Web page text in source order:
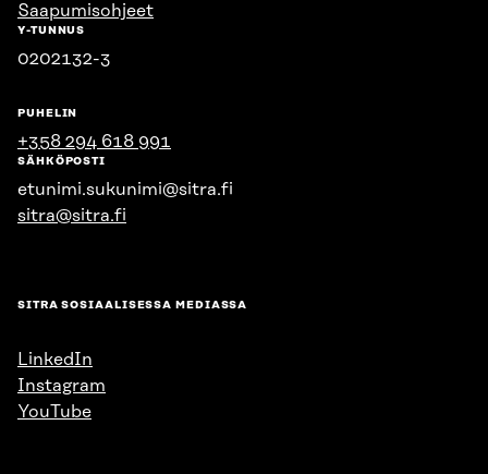
Saapumisohjeet
Y-TUNNUS
0202132-3
PUHELIN
+358 294 618 991
SÄHKÖPOSTI
etunimi.sukunimi@sitra.fi
sitra@sitra.fi
SITRA SOSIAALISESSA MEDIASSA
LinkedIn
Instagram
YouTube